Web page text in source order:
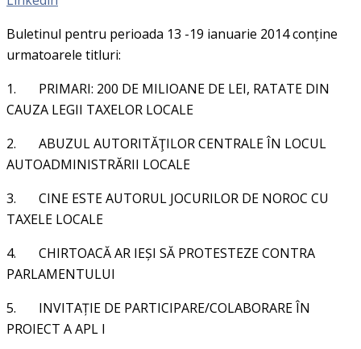
Buletinul pentru perioada 13 -19 ianuarie 2014 conține
urmatoarele titluri:
1.
PRIMARI: 200 DE MILIOANE DE LEI, RATATE DIN
CAUZA LEGII TAXELOR LOCALE
2.
ABUZUL AUTORITĂŢILOR CENTRALE ÎN LOCUL
AUTOADMINISTRĂRII LOCALE
3.
CINE ESTE AUTORUL JOCURILOR DE NOROC CU
TAXELE LOCALE
4.
CHIRTOACĂ AR IEȘI SĂ PROTESTEZE CONTRA
PARLAMENTULUI
5.
INVITAȚIE DE PARTICIPARE/COLABORARE ÎN
PROIECT A APL I